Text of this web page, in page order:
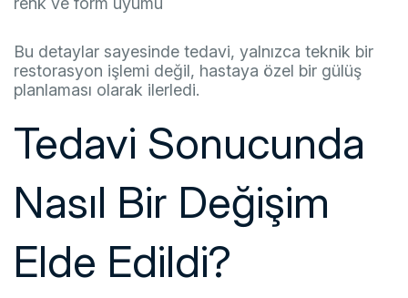
Bu detaylar sayesinde tedavi, yalnızca teknik bir
restorasyon işlemi değil, hastaya özel bir gülüş
planlaması olarak ilerledi.
Tedavi Sonucunda
Nasıl Bir Değişim
Elde Edildi?